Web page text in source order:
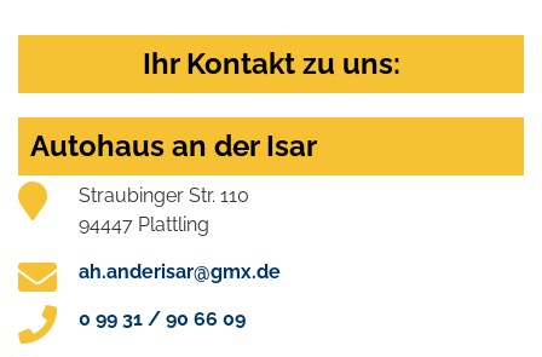
Ihr Kontakt zu uns:
Autohaus an der Isar
Straubinger Str. 110
94447 Plattling
ah.anderisar@gmx.de
0 99 31 / 90 66 09